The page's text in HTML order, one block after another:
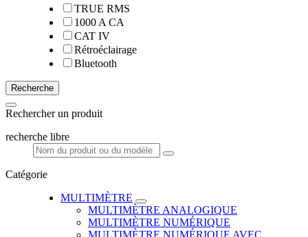
TRUE RMS
1000 A CA
CAT IV
Rétroéclairage
Bluetooth
Recherche
Rechercher un produit
recherche libre
Catégorie
MULTIMÈTRE
MULTIMÈTRE ANALOGIQUE
MULTIMÈTRE NUMÉRIQUE
MULTIMÈTRE NUMÉRIQUE AVEC